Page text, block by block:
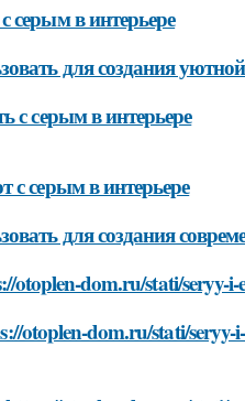
серым в интерьере
для создания
с серым в интерьере
с серым в интерьере
для создания
otoplen-dom.ru/stati/
otoplen-dom.ru/stati/